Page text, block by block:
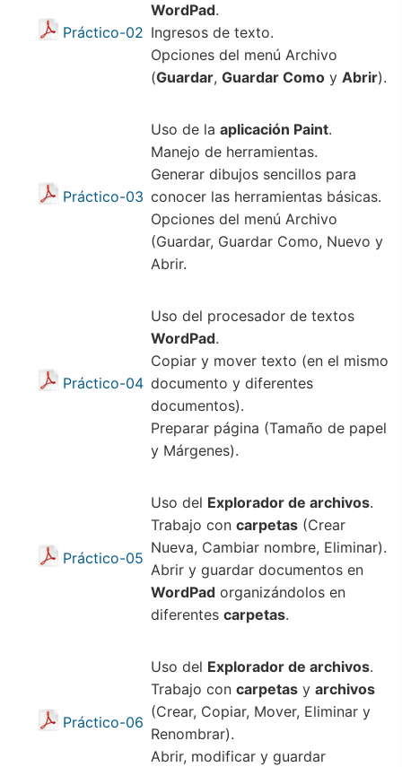
Práctico-02
WordPad.
Ingresos de texto.
Opciones del menú Archivo
(Guardar, Guardar Como y Abrir).
Práctico-03
Uso de la aplicación Paint.
Manejo de herramientas.
Generar dibujos sencillos para
conocer las herramientas básicas.
Opciones del menú Archivo
(Guardar, Guardar Como, Nuevo y
Abrir.
Práctico-04
Uso del procesador de textos
WordPad.
Copiar y mover texto (en el mismo
documento y diferentes
documentos).
Preparar página (Tamaño de papel
y Márgenes).
Práctico-05
Uso del Explorador de archivos.
Trabajo con carpetas (Crear
Nueva, Cambiar nombre, Eliminar).
Abrir y guardar documentos en
WordPad organizándolos en
diferentes carpetas.
Práctico-06
Uso del Explorador de archivos.
Trabajo con carpetas y archivos
(Crear, Copiar, Mover, Eliminar y
Renombrar).
Abrir, modificar y guardar